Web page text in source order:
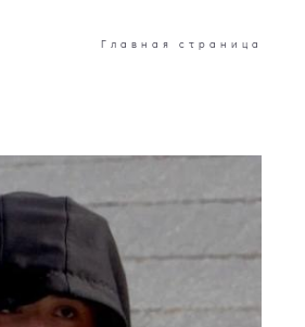
Главная страница